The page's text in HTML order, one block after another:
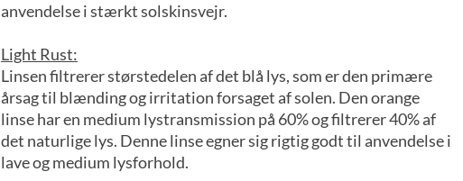
anvendelse i stærkt solskinsvejr.
Light Rust:
Linsen filtrerer størstedelen af det blå lys, som er den primære
årsag til blænding og irritation forsaget af solen. Den orange
linse har en medium lystransmission på 60% og filtrerer 40% af
det naturlige lys. Denne linse egner sig rigtig godt til anvendelse i
lave og medium lysforhold.